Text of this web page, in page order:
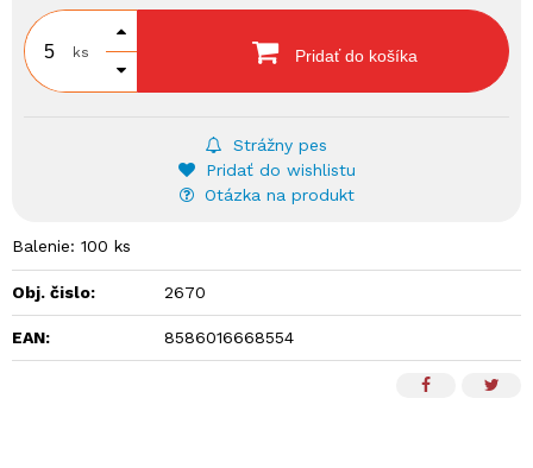
ks Pridať do košíka
Strážny pes
Pridať do wishlistu
Otázka na produkt
Balenie: 100 ks
Obj. čislo: 2670
EAN: 8586016668554